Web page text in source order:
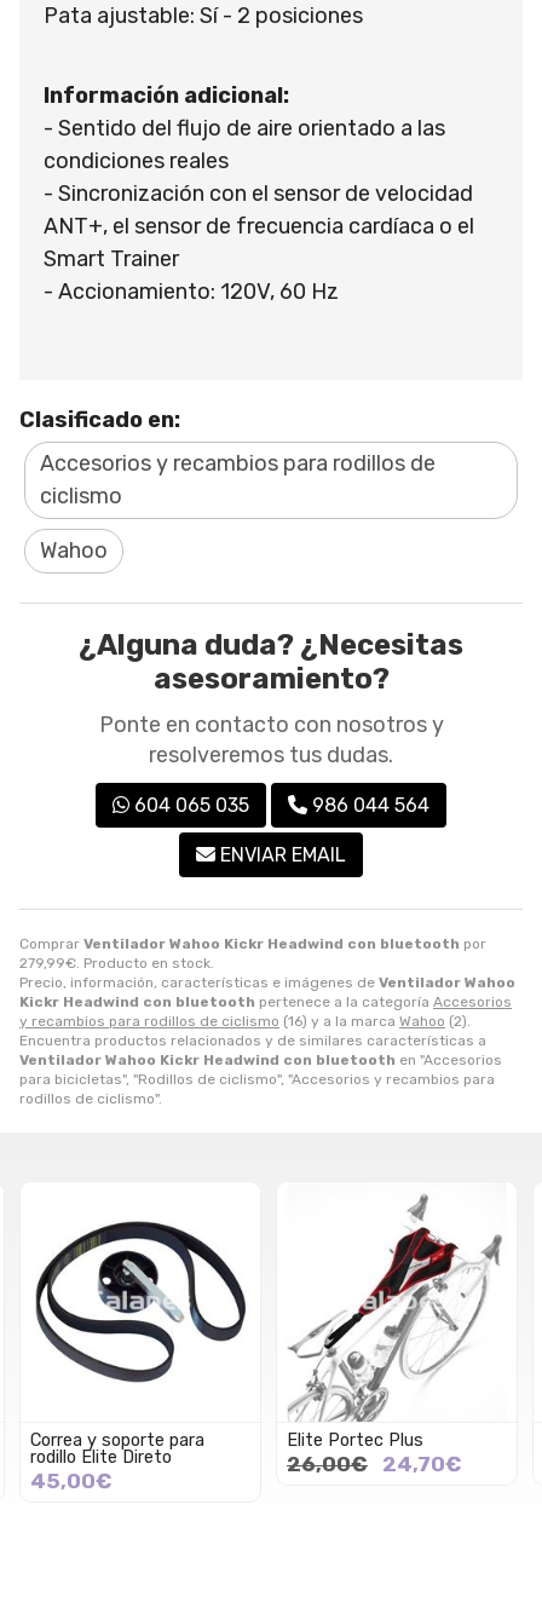
Comprar Ventilador Wahoo Kickr Headwind con bluetooth por
279,99€. Producto en stock.
Precio, información, características e imágenes de Ventilador Wahoo
Kickr Headwind con bluetooth pertenece a la categoría Accesorios
y recambios para rodillos de ciclismo (16) y a la marca Wahoo (2).
Encuentra productos relacionados y de similares características a
Ventilador Wahoo Kickr Headwind con bluetooth en "Accesorios
para bicicletas", "Rodillos de ciclismo", "Accesorios y recambios para
rodillos de ciclismo".
Pata ajustable: Sí - 2 posiciones
Información adicional:
- Sentido del flujo de aire orientado a las
condiciones reales
- Sincronización con el sensor de velocidad
ANT+, el sensor de frecuencia cardíaca o el
Smart Trainer
- Accionamiento: 120V, 60 Hz
Clasificado en:
Accesorios y recambios para rodillos de
ciclismo
Wahoo
¿Alguna duda? ¿Necesitas
asesoramiento?
Ponte en contacto con nosotros y
resolveremos tus dudas.
604 065 035 986 044 564
ENVIAR EMAIL
Correa y soporte para
rodillo Elite Direto
45,00€
Elite Portec Plus
26,00€ 24,70€